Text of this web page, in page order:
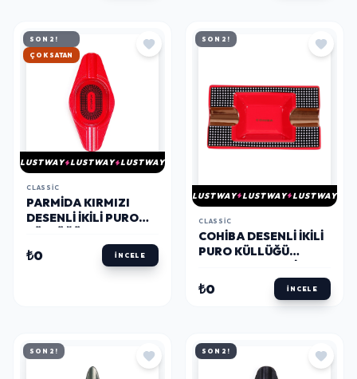
SON 2!
HIZLI KARGO
LUSTWAY LUSTWAY LUSTWAY
CLASSIC
PARMIDA KIRMIZI
DESENLI İKILI PURO
PARMIDA
₺0 İNCELE
SON 2!
LUSTWAY LUSTWAY LUSTWAY
CLASSIC
COHIBA DESENLI İKILI
PURO KÜLLÜĞÜ
₺0 İNCELE
SON 2! SON 2!